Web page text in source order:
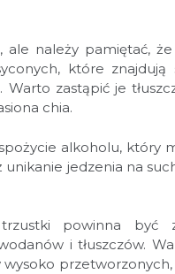
należy pamiętać,
które
Warto zastąpić je
chia.
alkoholu, który
jedzenia na
powinna być
i tłuszczów.
przetworzonych,